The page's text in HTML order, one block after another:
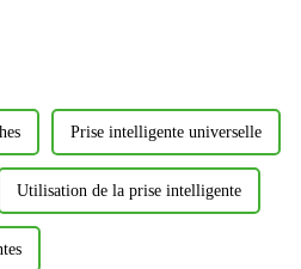
Prise intelligente universelle
Utilisation de la prise intelligente